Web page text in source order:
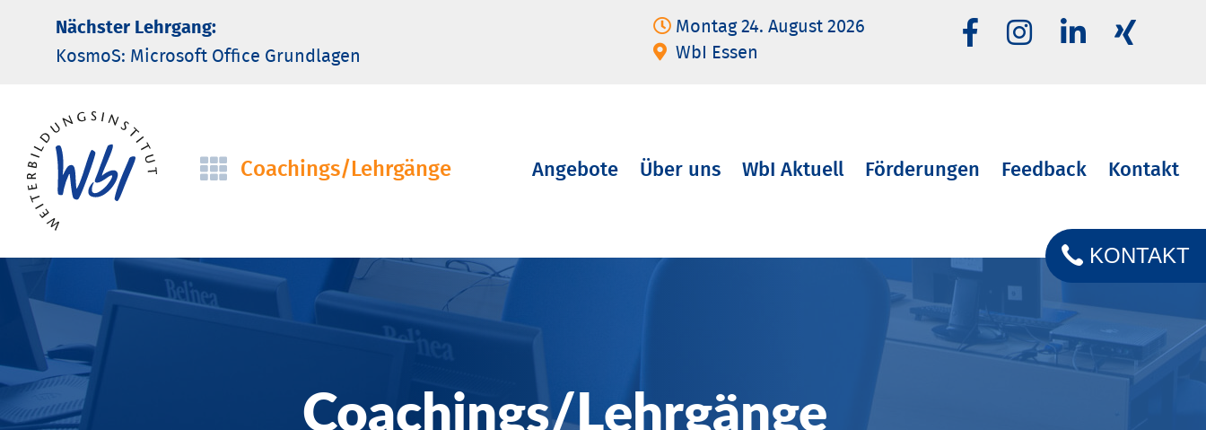
Nächster Lehrgang:
KosmoS: Microsoft Office Grund­lagen
Montag 24. August 2026
WbI Essen
Navigation
Coachings/­Lehrgänge
Navigation
Angebote Über uns WbI Aktuell Förderungen Feedback Kontakt
Coachings/­Lehrgänge
KONTAKT